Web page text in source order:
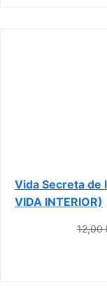
Vida Secreta de
VIDA INTERIOR)
12,00